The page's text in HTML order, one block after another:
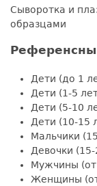
Сыворотка и
образцами
Дети (до 1
Дети (1-5
Дети (5-10
Дети (10-15
Мальчики
Девочки
Мужчины (от
Женщины